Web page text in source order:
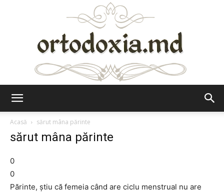
Acasă
sărut mâna părinte
sărut mâna părinte
0
0
Părinte, ştiu că femeia când are ciclu menstrual nu are